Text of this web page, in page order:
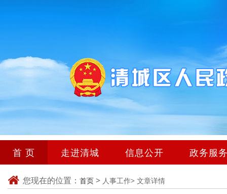
首 页 走进清城 信息公开 政务服
您现在的位置： 首页 > 人事工作> 文章详情